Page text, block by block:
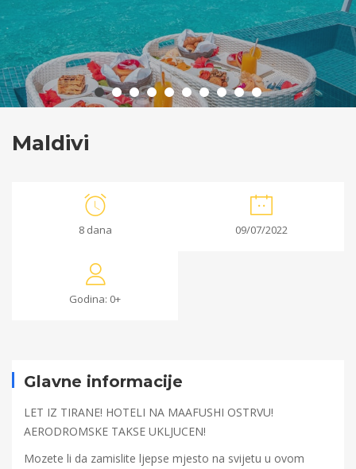
Maldivi
8 dana 09/07/2022
Godina: 0+
Maldivi
Glavne informacije
LET IZ TIRANE! HOTELI NA MAAFUSHI OSTRVU!
AERODROMSKE TAKSE UKLJUCEN!
Mozete li da zamislite ljepse mjesto na svijetu u ovom